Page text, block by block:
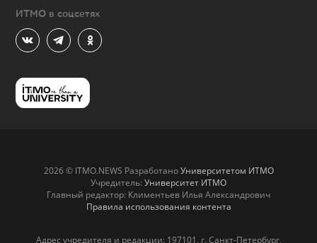
ИТМО в соцсетях
2026 © ITMO.NEWS РазработаноУниверситетом ИТМО
Учредитель: Университет ИТМО
Главный редактор: Климентьев Илья Александрович
Правила использования контента
Адрес учредителя и редакции: 197101, г. Санкт-Петербург,